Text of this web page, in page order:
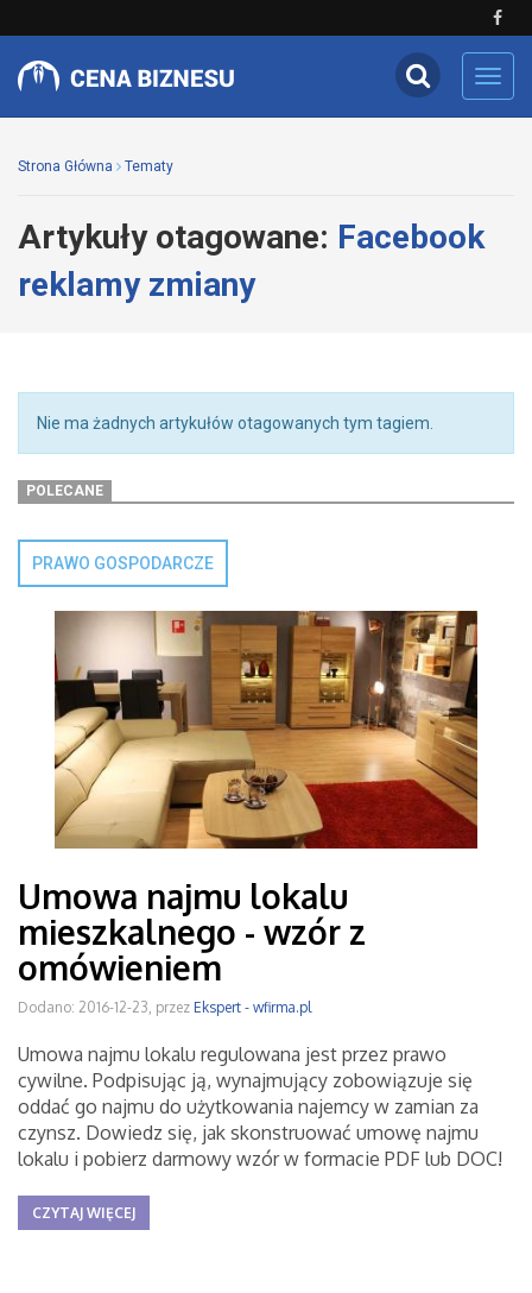
Strona Główna Tematy
Artykuły otagowane: Facebook
reklamy zmiany
Nie ma żadnych artykułów otagowanych tym tagiem.
POLECANE
PRAWO GOSPODARCZE
Umowa najmu lokalu
mieszkalnego - wzór z
omówieniem
Dodano: 2016-12-23, przez Ekspert - wfirma.pl
Umowa najmu lokalu regulowana jest przez prawo
cywilne. Podpisując ją, wynajmujący zobowiązuje się
oddać go najmu do użytkowania najemcy w zamian za
czynsz. Dowiedz się, jak skonstruować umowę najmu
lokalu i pobierz darmowy wzór w formacie PDF lub DOC!
CZYTAJ WIĘCEJ